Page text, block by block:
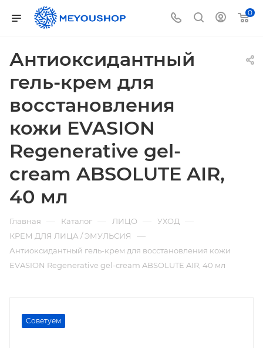
0
Антиоксидантный
гель-крем для
восстановления
кожи EVASION
Regenerative gel-
cream ABSOLUTE AIR,
40 мл
Главная — Каталог — ЛИЦО — УХОД —
КРЕМ ДЛЯ ЛИЦА / ЭМУЛЬСИЯ —
Антиоксидантный гель-крем для восстановления кожи
EVASION Regenerative gel-cream ABSOLUTE AIR, 40 мл
Советуем